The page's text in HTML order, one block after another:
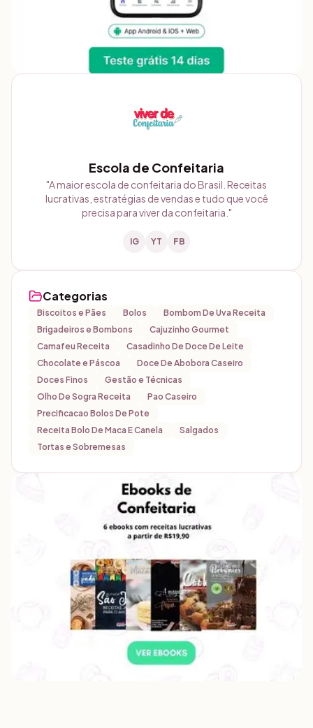
Escola de Confeitaria
"A maior escola de confeitaria do Brasil. Receitas
lucrativas, estratégias de vendas e tudo que você
precisa para viver da confeitaria. "
IG YT FB
Categorias
Biscoitos e Pães Bolos
Bombom De Uva Receita
Brigadeiros e Bombons
Cajuzinho Gourmet
Camafeu Receita
Casadinho De Doce De Leite
Chocolate e Páscoa
Doce De Abobora Caseiro
Doces Finos
Gestão e Técnicas
Olho De Sogra Receita
Pao Caseiro
Precificacao Bolos De Pote
Receita Bolo De Maca E Canela
Salgados
Tortas e Sobremesas